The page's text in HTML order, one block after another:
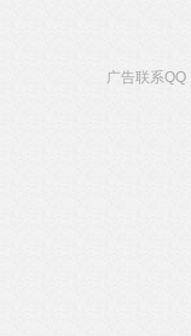
广告联系